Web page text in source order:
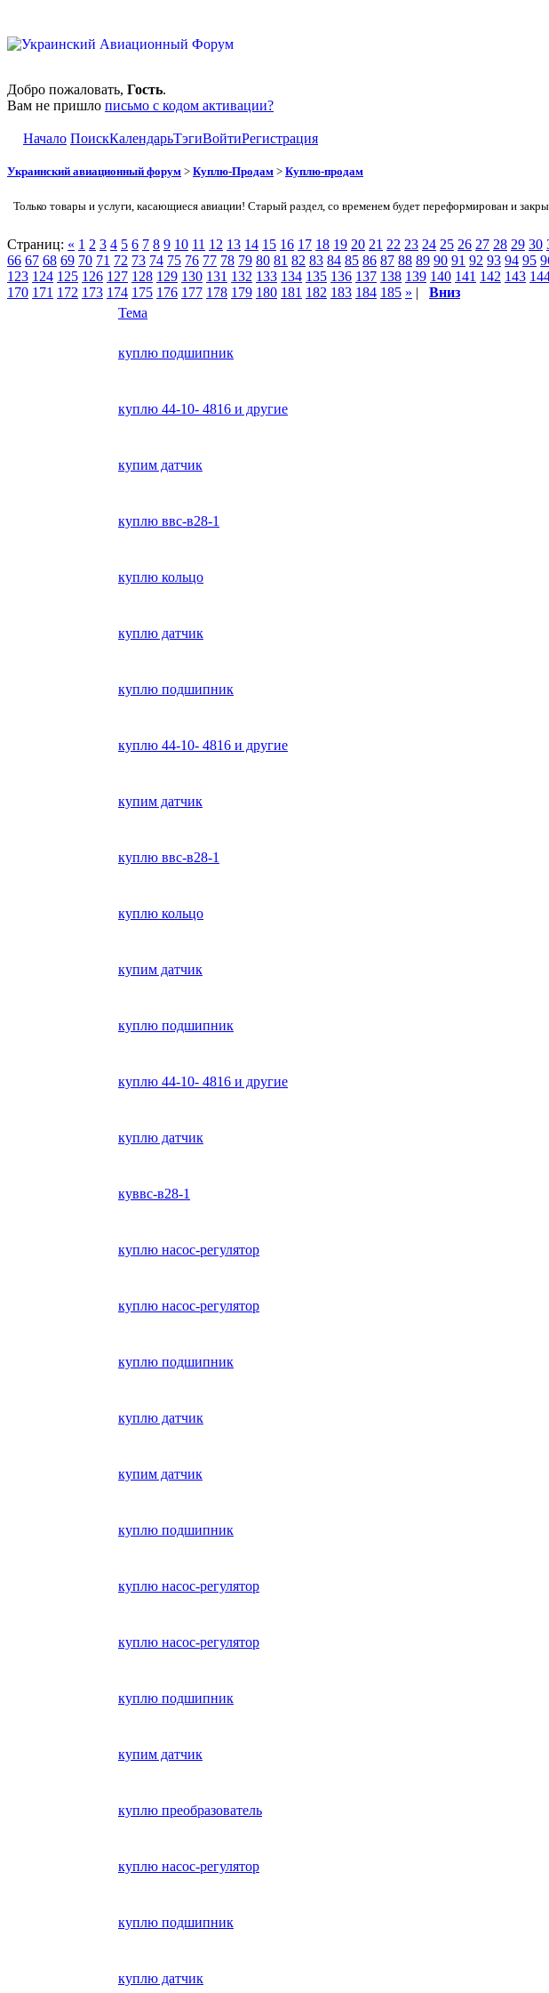
Добро пожаловать, Гость.
Вам не пришло письмо с кодом активации?
Начало ПоискКалендарьТэгиВойтиРегистрация
Украинский авиационный форум > Куплю-Продам > Куплю-продам
Только товары и услуги, касающиеся авиации! Старый раздел, со временем будет переформирован и
Страниц: « 1 2 3 4 5 6 7 8 9 10 11 12 13 14 15 16 17 18 19 20 21 22 23 24 25 26 27 28 29 30
66 67 68 69 70 71 72 73 74 75 76 77 78 79 80 81 82 83 84 85 86 87 88 89 90 91 92 93 94 95
123 124 125 126 127 128 129 130 131 132 133 134 135 136 137 138 139 140 141 142 143
170 171 172 173 174 175 176 177 178 179 180 181 182 183 184 185 » | Вниз
Тема
куплю подшипник
куплю 44-10- 4816 и другие
купим датчик
куплю ввс-в28-1
куплю кольцо
куплю датчик
куплю подшипник
куплю 44-10- 4816 и другие
купим датчик
куплю ввс-в28-1
куплю кольцо
купим датчик
куплю подшипник
куплю 44-10- 4816 и другие
куплю датчик
куввс-в28-1
куплю насос-регулятор
куплю насос-регулятор
куплю подшипник
куплю датчик
купим датчик
куплю подшипник
куплю насос-регулятор
куплю насос-регулятор
куплю подшипник
купим датчик
куплю преобразователь
куплю насос-регулятор
куплю подшипник
куплю датчик